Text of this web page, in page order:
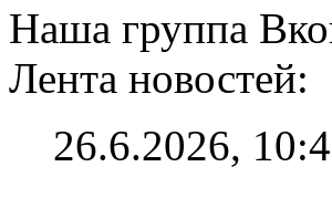
Наша группа
Лента новостей:
26.6.2026,